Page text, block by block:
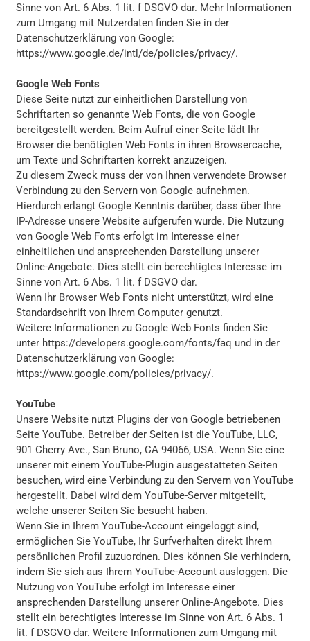
Sinne von Art. 6 Abs. 1 lit. f DSGVO dar. Mehr Informationen
zum Umgang mit Nutzerdaten finden Sie in der
Datenschutzerklärung von Google:
https://www.google.de/intl/de/policies/privacy/.
Google Web Fonts
Diese Seite nutzt zur einheitlichen Darstellung von
Schriftarten so genannte Web Fonts, die von Google
bereitgestellt werden. Beim Aufruf einer Seite lädt Ihr
Browser die benötigten Web Fonts in ihren Browsercache,
um Texte und Schriftarten korrekt anzuzeigen.
Zu diesem Zweck muss der von Ihnen verwendete Browser
Verbindung zu den Servern von Google aufnehmen.
Hierdurch erlangt Google Kenntnis darüber, dass über Ihre
IP-Adresse unsere Website aufgerufen wurde. Die Nutzung
von Google Web Fonts erfolgt im Interesse einer
einheitlichen und ansprechenden Darstellung unserer
Online-Angebote. Dies stellt ein berechtigtes Interesse im
Sinne von Art. 6 Abs. 1 lit. f DSGVO dar.
Wenn Ihr Browser Web Fonts nicht unterstützt, wird eine
Standardschrift von Ihrem Computer genutzt.
Weitere Informationen zu Google Web Fonts finden Sie
unter https://developers.google.com/fonts/faq und in der
Datenschutzerklärung von Google:
https://www.google.com/policies/privacy/.
YouTube
Unsere Website nutzt Plugins der von Google betriebenen
Seite YouTube. Betreiber der Seiten ist die YouTube, LLC,
901 Cherry Ave., San Bruno, CA 94066, USA. Wenn Sie eine
unserer mit einem YouTube-Plugin ausgestatteten Seiten
besuchen, wird eine Verbindung zu den Servern von YouTube
hergestellt. Dabei wird dem YouTube-Server mitgeteilt,
welche unserer Seiten Sie besucht haben.
Wenn Sie in Ihrem YouTube-Account eingeloggt sind,
ermöglichen Sie YouTube, Ihr Surfverhalten direkt Ihrem
persönlichen Profil zuzuordnen. Dies können Sie verhindern,
indem Sie sich aus Ihrem YouTube-Account ausloggen. Die
Nutzung von YouTube erfolgt im Interesse einer
ansprechenden Darstellung unserer Online-Angebote. Dies
stellt ein berechtigtes Interesse im Sinne von Art. 6 Abs. 1
lit. f DSGVO dar. Weitere Informationen zum Umgang mit